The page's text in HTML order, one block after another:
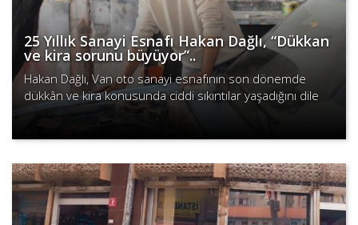
25 Yıllık Sanayi Esnafı Hakan Dağlı, “Dükkan
ve kira sorunu büyüyor”..
Hakan Dağlı, Van oto sanayi esnafının son dönemde
dükkân ve kira konusunda ciddi sıkıntılar yaşadığını dile
getirdi: “Sanayi olarak biz çok mağduruz. Yani şu an çok